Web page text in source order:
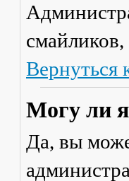
Вернуться
Могу ли
Да, вы